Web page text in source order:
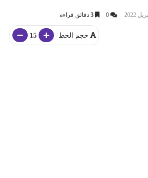
0
3دقائق قراءة
حجم الخط 15